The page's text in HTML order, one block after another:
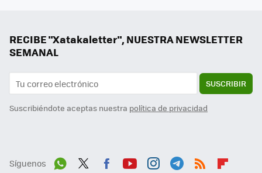
RECIBE "Xatakaletter", NUESTRA NEWSLETTER
SEMANAL
SUSCRIBIR
Suscribiéndote aceptas nuestra política de privacidad
Síguenos